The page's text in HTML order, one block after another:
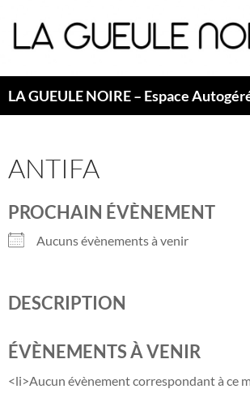
au
contenu
ANTIFA
PROCHAIN ÉVÈNEMENT
Aucuns évènements à venir
DESCRIPTION
ÉVÈNEMENTS À VENIR
<li>Aucun évènement correspondant à ce